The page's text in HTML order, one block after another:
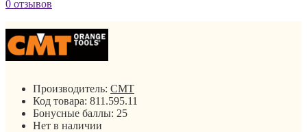
0 отзывов
Производитель: CMT
Код товара: 811.595.11
Бонусные баллы: 25
Нет в наличии